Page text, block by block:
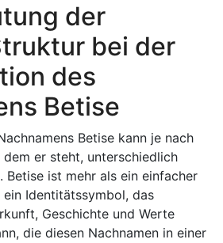
der
bei der
des
Betise
Betise kann je nach
er steht, unterschiedlich
ist mehr als ein einfacher
ein Identitätssymbol, das
Geschichte und Werte
die diesen Nachnamen in einer